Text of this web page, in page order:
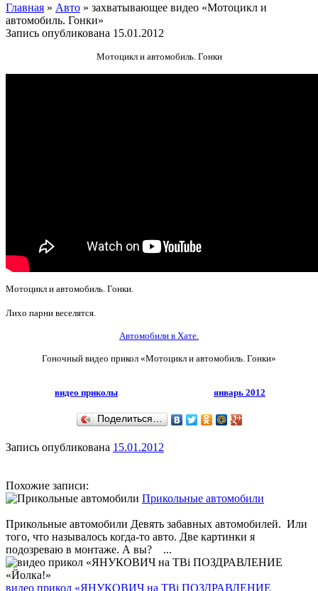
Главная » Авто » захватывающее видео «Мотоцикл и
автомобиль. Гонки»
Запись опубликована 15.01.2012
Мотоцикл и автомобиль. Гонки
Мотоцикл и автомобиль. Гонки.
Лихо парни веселятся.
Автомобили в Хате.
Гоночный видео прикол «Мотоцикл и автомобиль. Гонки»
видео приколы январь 2012
Поделиться…
Запись опубликована 15.01.2012
Похожие записи:
Прикольные автомобили
Прикольные автомобили Девять забавных автомобилей. Или
того, что называлось когда-то авто. Две картинки я
подозреваю в монтаже. А вы? ...
видео прикол «ЯНУКОВИЧ на ТВі ПОЗДРАВЛЕНИЕ